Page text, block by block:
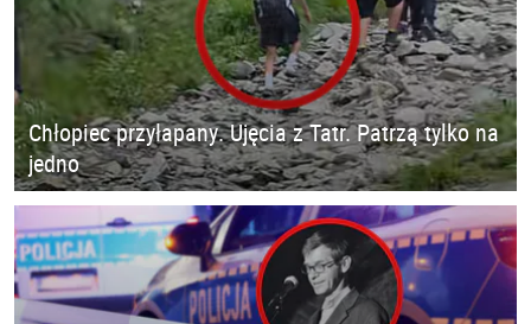
Chłopiec przyłapany. Ujęcia z Tatr. Patrzą tylko na
jedno